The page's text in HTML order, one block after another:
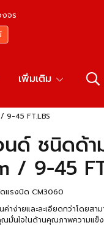
จร
เพิ่มเติม
9-45 FT.LBS
ด์ ชนิดด้า
/ 9-45
ดแรงบิด CM3060
าง่ายและละเอียดกว่าโดยสา
ณมั่นใจในด้านคุณภาพความแข็